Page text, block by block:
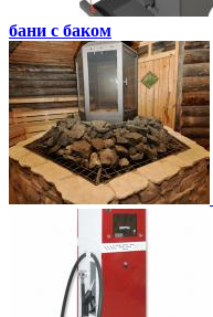
бани с баком